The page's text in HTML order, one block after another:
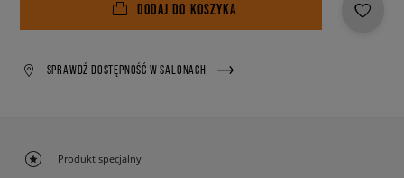
DODAJ DO KOSZYKA
SPRAWDŹ DOSTĘPNOŚĆ W SALONACH
Produkt specjalny